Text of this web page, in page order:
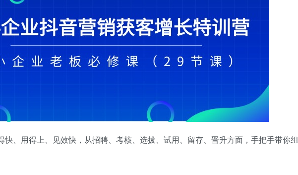
快、用得上、见效快，从招聘、考核、选拔、试用、留存、晋升方面，手把手带你组